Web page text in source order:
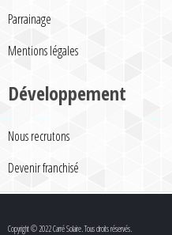
Parrainage
Mentions légales
Développement
Nous recrutons
Devenir franchisé
Copyright © 2022 Carré Solaire. Tous droits réservés.